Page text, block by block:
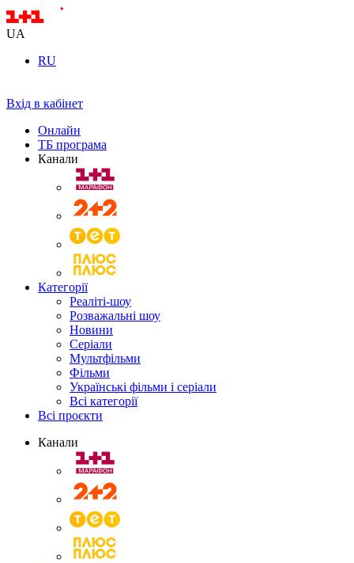
UA
RU
Вхід в кабінет
Онлайн
ТБ програма
Канали
Категорії
Реаліті-шоу
Розважальні шоу
Новини
Серіали
Мультфільми
Фільми
Українські фільми і серіали
Всі категорії
Всі проєкти
Канали